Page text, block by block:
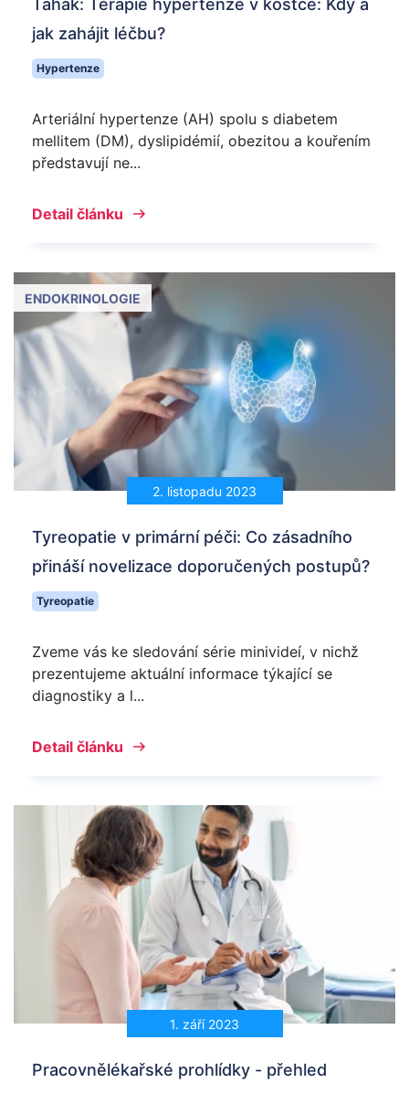
Tahák: Terapie hypertenze v kostce: Kdy a
jak zahájit léčbu?
Hypertenze
Arteriální hypertenze (AH) spolu s diabetem
mellitem (DM), dyslipidémií, obezitou a kouřením
představují ne...
Detail článku
2. listopadu 2023
ENDOKRINOLOGIE
Tyreopatie v primární péči: Co zásadního
přináší novelizace doporučených postupů?
Tyreopatie
Zveme vás ke sledování série minivideí, v nichž
prezentujeme aktuální informace týkající se
diagnostiky a l...
Detail článku
1. září 2023
Pracovnělékařské prohlídky - přehled